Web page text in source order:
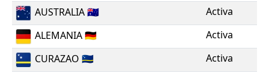
AUSTRALIA🇦🇺
Activa
ALEMANIA🇩🇪
Activa
CURAZAO 🇨🇼
Activa